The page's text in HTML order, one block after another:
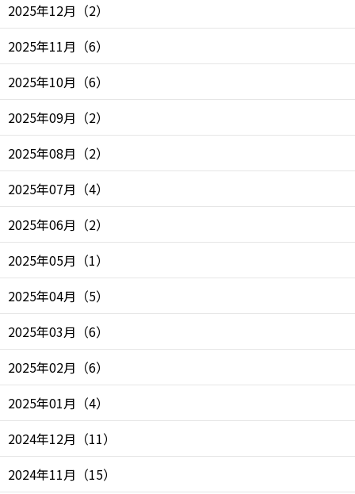
2025年12月 （2）
2025年11月 （6）
2025年10月 （6）
2025年09月 （2）
2025年08月 （2）
2025年07月 （4）
2025年06月 （2）
2025年05月 （1）
2025年04月 （5）
2025年03月 （6）
2025年02月 （6）
2025年01月 （4）
2024年12月 （11）
2024年11月 （15）